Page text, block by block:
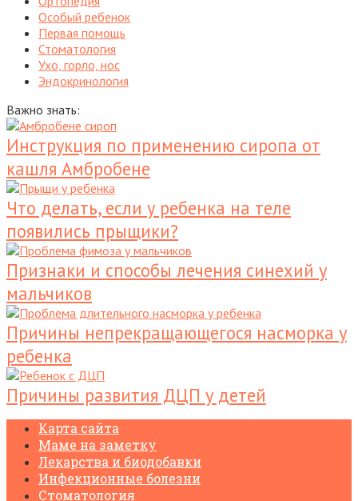
Особый ребенок
Первая помощь
Стоматология
Ухо, горло, нос
Эндокринология
Важно знать:
Инструкция по применению сиропа от
кашля Амбробене
Что делать, если у ребенка на теле
появились прыщики?
Признаки и способы лечения синехий у
мальчиков
Причины непрекращающегося насморка у
ребенка
Причины развития ДЦП у детей
Карта сайта
Маме на заметку
Лекарства и биодобавки
Инфекционные болезни
Стоматология